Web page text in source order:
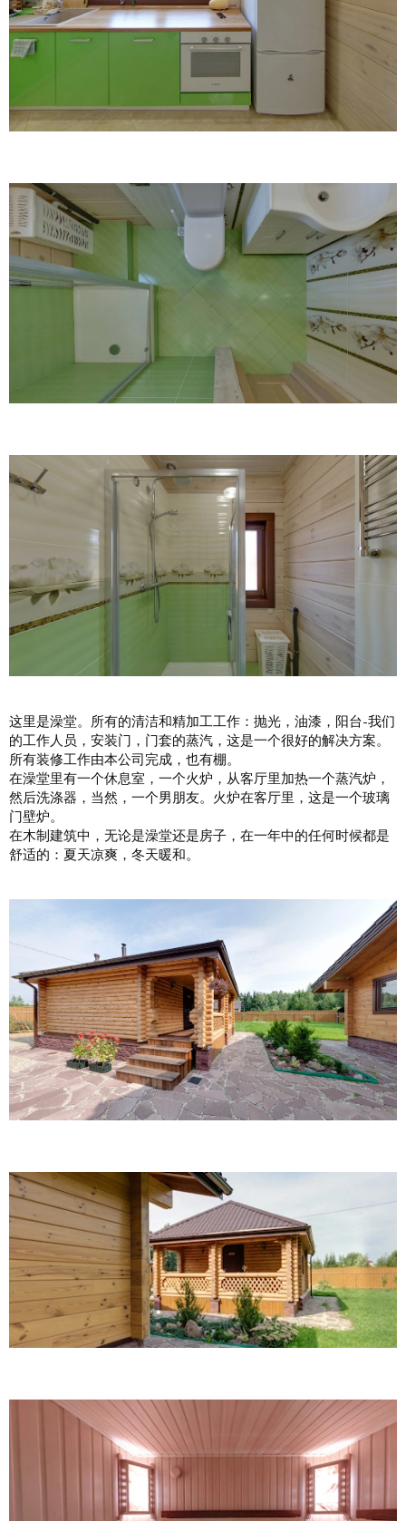
这里是澡堂。所有的清洁和精加工工作：抛光，油漆，阳台-我们
的工作人员，安装门，门套的蒸汽，这是一个很好的解决方案。
所有装修工作由本公司完成，也有棚。
在澡堂里有一个休息室，一个火炉，从客厅里加热一个蒸汽炉，
然后洗涤器，当然，一个男朋友。火炉在客厅里，这是一个玻璃
门壁炉。
在木制建筑中，无论是澡堂还是房子，在一年中的任何时候都是
舒适的：夏天凉爽，冬天暖和。